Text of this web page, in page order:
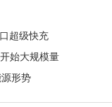
超级快充
始大规模量
形势